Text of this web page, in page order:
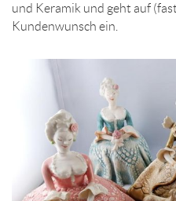
und Keramik und geht auf
Kundenwunsch ein.